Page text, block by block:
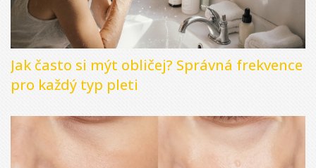
Jak často si mýt obličej? Správná frekvence
pro každý typ pleti